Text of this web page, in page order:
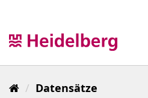
Datensätze